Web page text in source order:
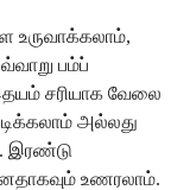
பம்ப்
சரியாக வேலை
அல்லது
இரண்டு
உணரலாம்.